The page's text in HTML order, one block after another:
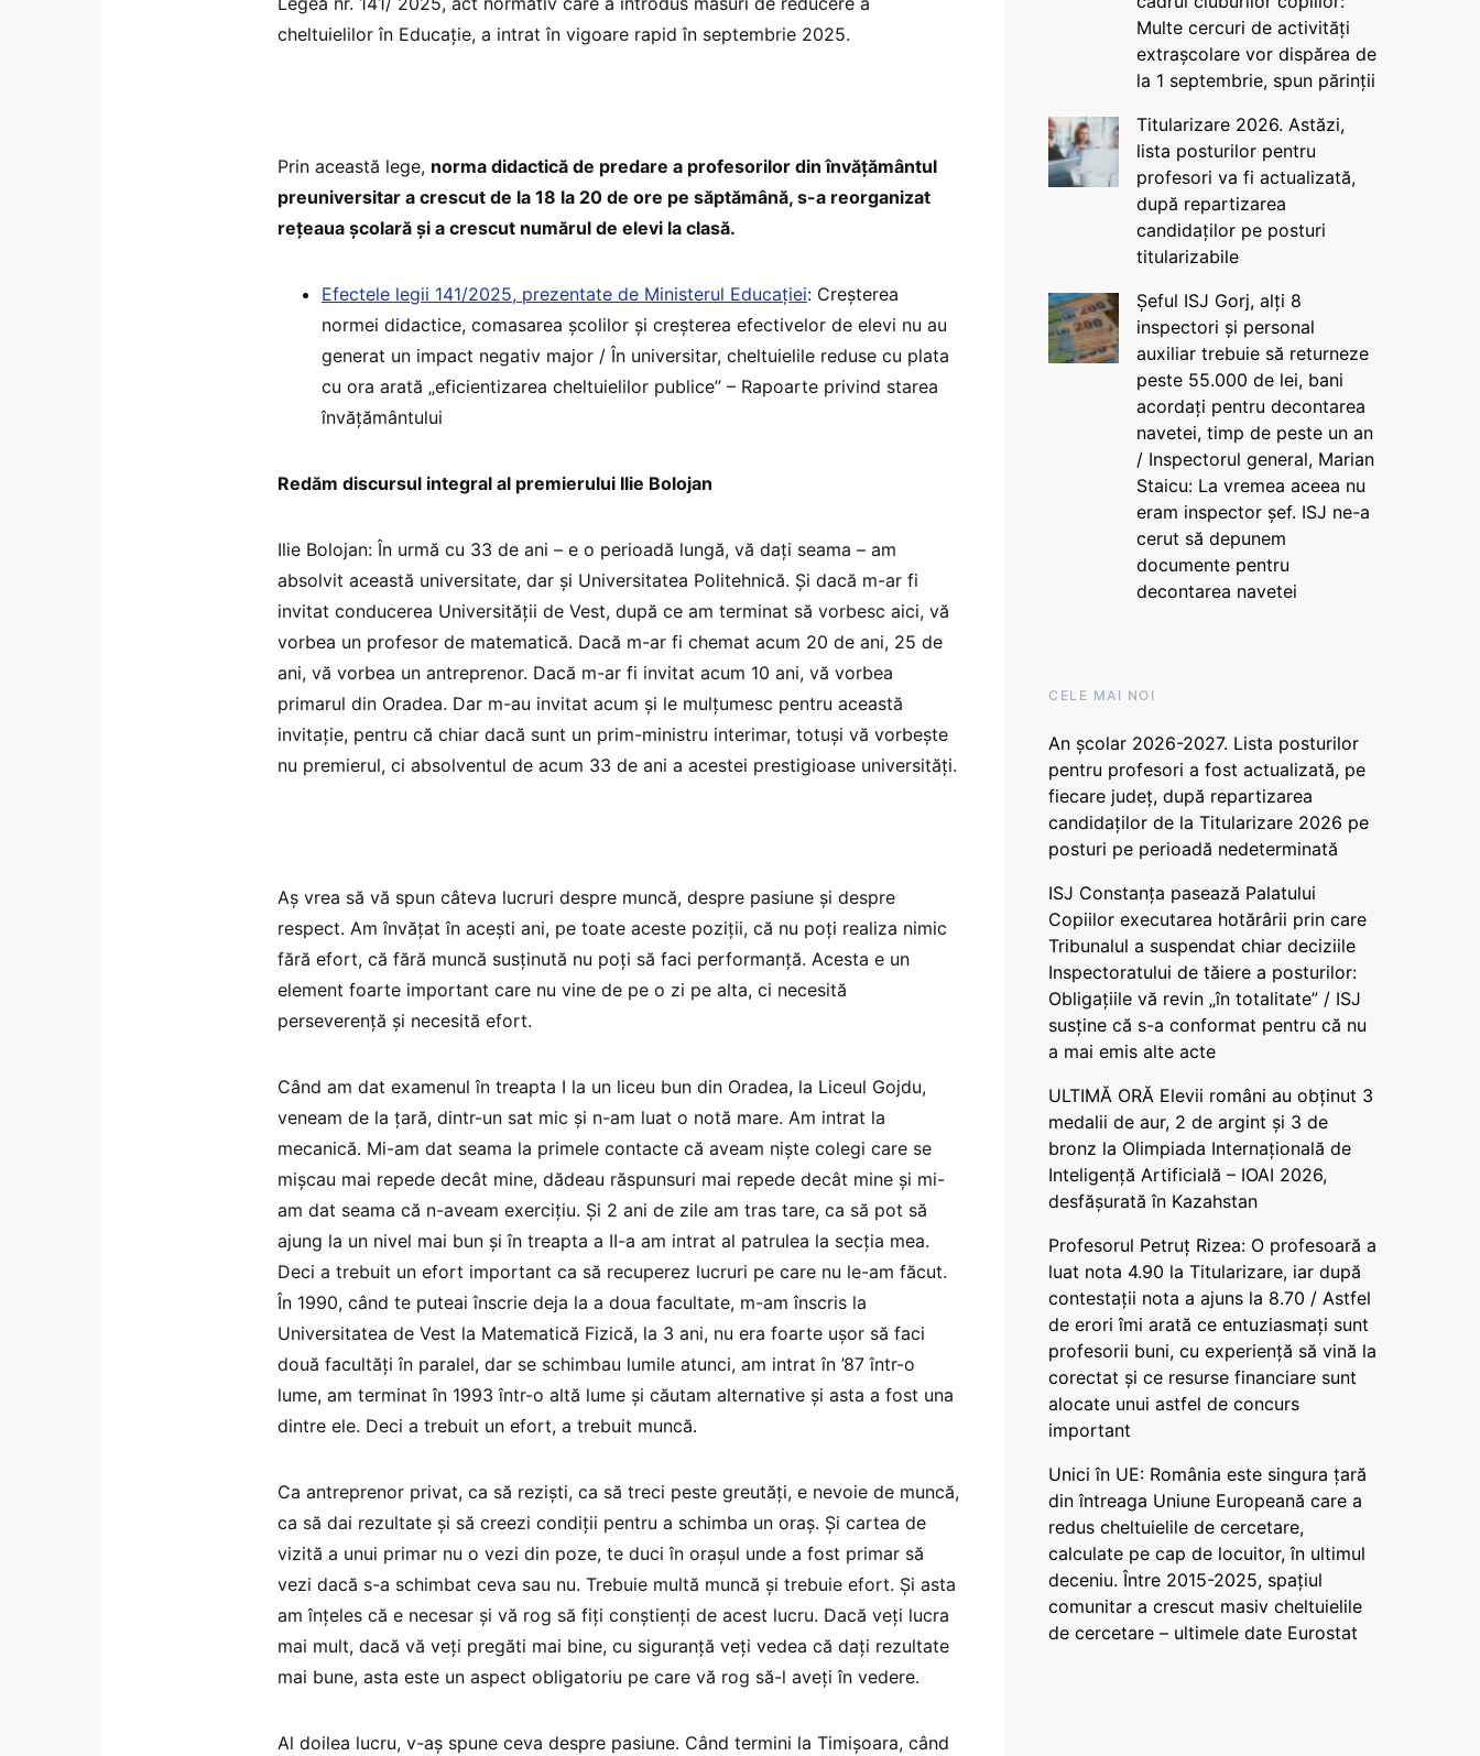
cheltuielilor în Educație, a intrat în vigoare rapid în septembrie 2025.
Prin această lege, norma didactică de predare a profesorilor din învățământul
preuniversitar a crescut de la 18 la 20 de ore pe săptămână, s-a reorganizat
rețeaua școlară și a crescut numărul de elevi la clasă.
Efectele legii 141/2025, prezentate de Ministerul Educației: Creșterea
normei didactice, comasarea școlilor și creșterea efectivelor de elevi nu au
generat un impact negativ major / În universitar, cheltuielile reduse cu plata
cu ora arată „eficientizarea cheltuielilor publice” – Rapoarte privind starea
învățământului
Redăm discursul integral al premierului Ilie Bolojan
Ilie Bolojan: În urmă cu 33 de ani – e o perioadă lungă, vă dați seama – am
absolvit această universitate, dar și Universitatea Politehnică. Și dacă m-ar fi
invitat conducerea Universității de Vest, după ce am terminat să vorbesc aici, vă
vorbea un profesor de matematică. Dacă m-ar fi chemat acum 20 de ani, 25 de
ani, vă vorbea un antreprenor. Dacă m-ar fi invitat acum 10 ani, vă vorbea
primarul din Oradea. Dar m-au invitat acum și le mulțumesc pentru această
invitație, pentru că chiar dacă sunt un prim-ministru interimar, totuși vă vorbește
nu premierul, ci absolventul de acum 33 de ani a acestei prestigioase universități.
Aș vrea să vă spun câteva lucruri despre muncă, despre pasiune și despre
respect. Am învățat în acești ani, pe toate aceste poziții, că nu poți realiza nimic
fără efort, că fără muncă susținută nu poți să faci performanță. Acesta e un
element foarte important care nu vine de pe o zi pe alta, ci necesită
perseverență și necesită efort.
Când am dat examenul în treapta I la un liceu bun din Oradea, la Liceul Gojdu,
veneam de la țară, dintr-un sat mic și n-am luat o notă mare. Am intrat la
mecanică. Mi-am dat seama la primele contacte că aveam niște colegi care se
mișcau mai repede decât mine, dădeau răspunsuri mai repede decât mine și mi-
am dat seama că n-aveam exercițiu. Și 2 ani de zile am tras tare, ca să pot să
ajung la un nivel mai bun și în treapta a II-a am intrat al patrulea la secția mea.
Deci a trebuit un efort important ca să recuperez lucruri pe care nu le-am făcut.
În 1990, când te puteai înscrie deja la a doua facultate, m-am înscris la
Universitatea de Vest la Matematică Fizică, la 3 ani, nu era foarte ușor să faci
două facultăți în paralel, dar se schimbau lumile atunci, am intrat în ’87 într-o
lume, am terminat în 1993 într-o altă lume și căutam alternative și asta a fost una
dintre ele. Deci a trebuit un efort, a trebuit muncă.
Ca antreprenor privat, ca să reziști, ca să treci peste greutăți, e nevoie de muncă,
ca să dai rezultate și să creezi condiții pentru a schimba un oraș. Și cartea de
vizită a unui primar nu o vezi din poze, te duci în orașul unde a fost primar să
vezi dacă s-a schimbat ceva sau nu. Trebuie multă muncă și trebuie efort. Și asta
am înțeles că e necesar și vă rog să fiți conștienți de acest lucru. Dacă veți lucra
mai mult, dacă vă veți pregăti mai bine, cu siguranță veți vedea că dați rezultate
mai bune, asta este un aspect obligatoriu pe care vă rog să-l aveți în vedere.
Al doilea lucru, v-aș spune ceva despre pasiune. Când termini la Timișoara, când
Multe cercuri de activități
extrașcolare vor dispărea de
la 1 septembrie, spun părinții
Titularizare 2026. Astăzi,
lista posturilor pentru
profesori va fi actualizată,
după repartizarea
candidaților pe posturi
titularizabile
Șeful ISJ Gorj, alți 8
inspectori și personal
auxiliar trebuie să returneze
peste 55.000 de lei, bani
acordați pentru decontarea
navetei, timp de peste un an
/ Inspectorul general, Marian
Staicu: La vremea aceea nu
eram inspector șef. ISJ ne-a
cerut să depunem
documente pentru
decontarea navetei
CELE MAI NOI
An școlar 2026-2027. Lista posturilor
pentru profesori a fost actualizată, pe
fiecare județ, după repartizarea
candidaților de la Titularizare 2026 pe
posturi pe perioadă nedeterminată
ISJ Constanța pasează Palatului
Copiilor executarea hotărârii prin care
Tribunalul a suspendat chiar deciziile
Inspectoratului de tăiere a posturilor:
Obligațiile vă revin „în totalitate” / ISJ
susține că s-a conformat pentru că nu
a mai emis alte acte
ULTIMĂ ORĂ Elevii români au obținut 3
medalii de aur, 2 de argint și 3 de
bronz la Olimpiada Internațională de
Inteligență Artificială – IOAI 2026,
desfășurată în Kazahstan
Profesorul Petruț Rizea: O profesoară a
luat nota 4.90 la Titularizare, iar după
contestații nota a ajuns la 8.70 / Astfel
de erori îmi arată ce entuziasmați sunt
profesorii buni, cu experiență să vină la
corectat și ce resurse financiare sunt
alocate unui astfel de concurs
important
Unici în UE: România este singura țară
din întreaga Uniune Europeană care a
redus cheltuielile de cercetare,
calculate pe cap de locuitor, în ultimul
deceniu. Între 2015-2025, spațiul
comunitar a crescut masiv cheltuielile
de cercetare – ultimele date Eurostat